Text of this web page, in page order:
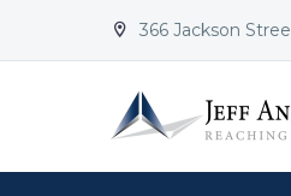

 366 Jackson